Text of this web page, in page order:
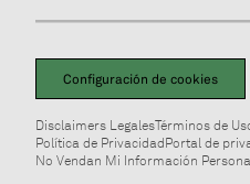
Configuración de cookies
Disclaimers LegalesTérminos de
Política de PrivacidadPortal de
No Vendan Mi Información